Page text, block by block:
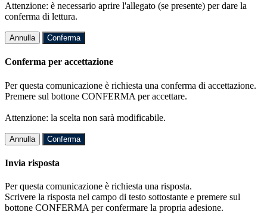
Attenzione: è necessario aprire l'allegato (se presente) per dare la
conferma di lettura.
Annulla Conferma
Conferma per accettazione
Per questa comunicazione è richiesta una conferma di accettazione.
Premere sul bottone CONFERMA per accettare.
Attenzione: la scelta non sarà modificabile.
Annulla Conferma
Invia risposta
Per questa comunicazione è richiesta una risposta.
Scrivere la risposta nel campo di testo sottostante e premere sul
bottone CONFERMA per confermare la propria adesione.